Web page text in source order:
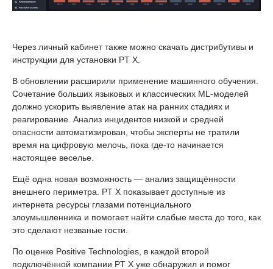
Через личный кабинет также можно скачать дистрибутивы и
инструкции для установки PT X.
В обновлении расширили применение машинного обучения.
Сочетание больших языковых и классических ML-моделей
должно ускорить выявление атак на ранних стадиях и
реагирование. Анализ инцидентов низкой и средней
опасности автоматизирован, чтобы эксперты не тратили
время на цифровую мелочь, пока где-то начинается
настоящее веселье.
Ещё одна новая возможность — анализ защищённости
внешнего периметра. PT X показывает доступные из
интернета ресурсы глазами потенциального
злоумышленника и помогает найти слабые места до того, как
это сделают незваные гости.
По оценке Positive Technologies, в каждой второй
подключённой компании PT X уже обнаружил и помог